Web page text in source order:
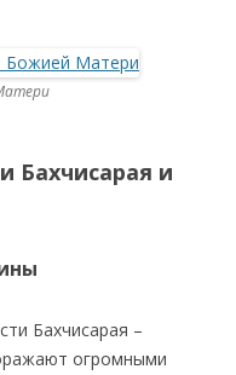
Бахчисарая и
Бахчисарая –
огромными